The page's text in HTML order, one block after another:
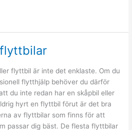
flyttbil är inte det enklaste. Om du
flytthjälp behöver du därför
du inte redan har en skåpbil eller
hyrt en flyttbil förut är det bra
av flyttbilar som finns för att
passar dig bäst. De flesta flyttbilar